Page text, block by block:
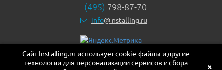
(495) 798-87-70
info@installing.ru
119331, г. Москва ул. Марии Ульяновой дом 17а, этаж 2,
офис 10
Сайт Installing.ru использует cookie-файлы и другие
технологии для персонализации сервисов и сбора
×